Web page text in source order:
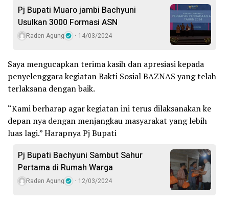
Pj Bupati Muaro jambi Bachyuni
Usulkan 3000 Formasi ASN
Raden Agung 14/03/2024
Saya mengucapkan terima kasih dan apresiasi kepada
penyelenggara kegiatan Bakti Sosial BAZNAS yang telah
terlaksana dengan baik.
“Kami berharap agar kegiatan ini terus dilaksanakan ke
depan nya dengan menjangkau masyarakat yang lebih
luas lagi.” Harapnya Pj Bupati
Pj Bupati Bachyuni Sambut Sahur
Pertama di Rumah Warga
Raden Agung 12/03/2024